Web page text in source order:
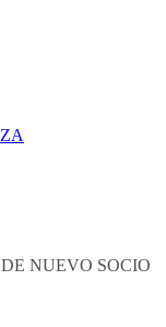
NUEVO SOCIO